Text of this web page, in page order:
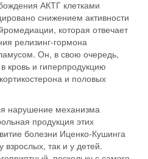
АКТГ клетками
снижением активности
которая отвечает
релизинг-гормона
Он, в свою очередь,
кровь и гиперпродукцию
и половых
нарушение механизма
продукция этих
болезни Иценко-Кушинга
взрослых, так и у детей.